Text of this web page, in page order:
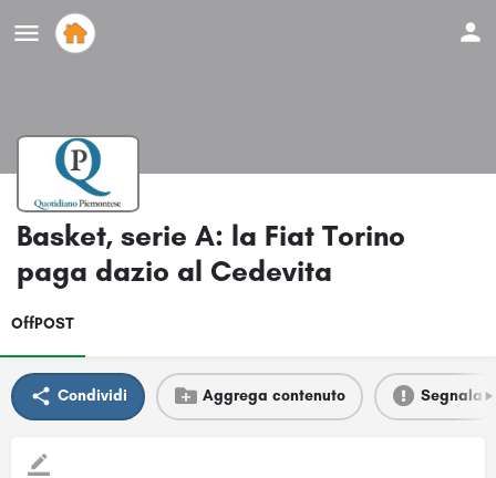
Basket, serie A: la Fiat Torino
paga dazio al Cedevita
OffPOST
Condividi Aggrega contenuto Segnala